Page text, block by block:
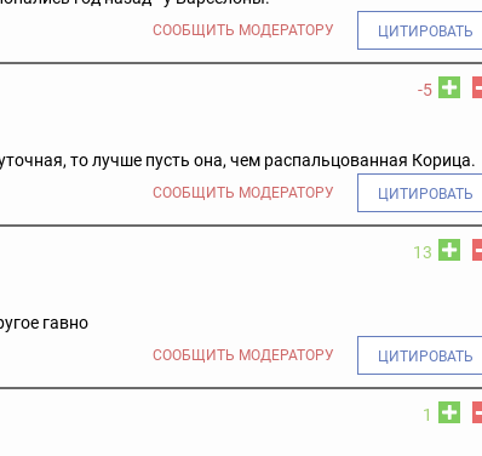
СООБЩИТЬ МОДЕРАТОРУ ЦИТИРОВАТЬ
-5
то лучше пусть она, чем распальцованная Корица.
СООБЩИТЬ МОДЕРАТОРУ ЦИТИРОВАТЬ
13
гавно
СООБЩИТЬ МОДЕРАТОРУ ЦИТИРОВАТЬ
1